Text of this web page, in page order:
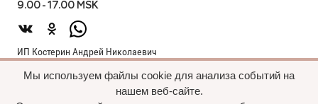
9.00 - 17.00 MSK
ИП Костерин Андрей Николаевич
440012, проезд 2-й Лиственный д.20 г. Пенза Пензенская обл.,
Мы используем файлы cookie для анализа событий на
нашем веб-сайте.